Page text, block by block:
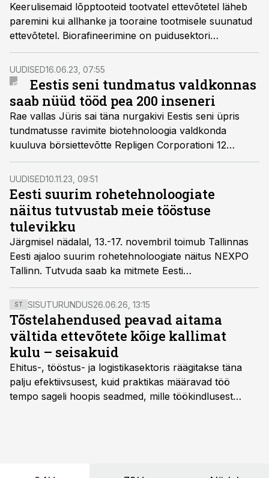
Keerulisemaid lõpptooteid tootvatel ettevõtetel läheb
paremini kui allhanke ja tooraine tootmisele suunatud
ettevõtetel. Biorafineerimine on puidusektori
lisandväärtuse katapult, kirjutab Metroserdi
rakendusuuringute keskuse biorafineerimise
valdkonna juht Kaupo Reede.
UUDISED16.06.23, 07:55
Eestis seni tundmatus valdkonnas
saab nüüd tööd pea 200 inseneri
Rae vallas Jüris sai täna nurgakivi Eestis seni üpris
tundmatusse ravimite biotehnoloogia valdkonda
kuuluva börsiettevõtte Repligen Corporationi 12
miljonit eurot maksev uus kontori- ja tootmishoone.
UUDISED10.11.23, 09:51
Eesti suurim rohetehnoloogiate
näitus tutvustab meie tööstuse
tulevikku
Järgmisel nädalal, 13.-17. novembril toimub Tallinnas
Eesti ajaloo suurim rohetehnoloogiate näitus NEXPO
Tallinn. Tutvuda saab ka mitmete Eesti
tööstustehnoloogia tulevikusuundumustega.
ST SISUTURUNDUS26.06.26, 13:15
Tõstelahendused peavad aitama
vältida ettevõtete kõige kallimat
kulu – seisakuid
Ehitus-, tööstus- ja logistikasektoris räägitakse täna
palju efektiivsusest, kuid praktikas määravad töö
tempo sageli hoopis seadmed, mille töökindlusest